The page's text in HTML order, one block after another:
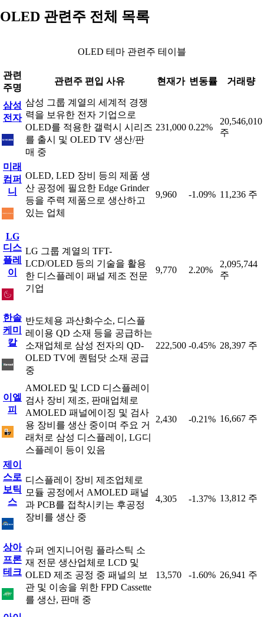
OLED 관련주 전체 목록
OLED 테마 관련주 테이블
관련
주명
관련주 편입 사유 현재가 변동률 거래량
삼성
전자
삼성 그룹 계열의 세계적 경쟁
력을 보유한 전자 기업으로
OLED를 적용한 갤럭시 시리즈
를 출시 및 OLED TV 생산/판
매 중
231,000 0.22%
20,546,010
주
미래
컴퍼
니
OLED, LED 장비 등의 제품 생
산 공정에 필요한 Edge Grinder
등을 주력 제품으로 생산하고
있는 업체
9,960 -1.09% 11,236 주
LG
디스
플레
이
LG 그룹 계열의 TFT-
LCD/OLED 등의 기술을 활용
한 디스플레이 패널 제조 전문
기업
9,770 2.20%
2,095,744
주
한솔
케미
칼
반도체용 과산화수소, 디스플
레이용 QD 소재 등을 공급하는
소재업체로 삼성 전자의 QD-
OLED TV에 퀀텀닷 소재 공급
중
222,500 -0.45% 28,397 주
이엘
피
AMOLED 및 LCD 디스플레이
검사 장비 제조, 판매업체로
AMOLED 패널에이징 및 검사
용 장비를 생산 중이며 주요 거
래처로 삼성 디스플레이, LG디
스플레이 등이 있음
2,430 -0.21% 16,667 주
제이
스로
보틱
스
디스플레이 장비 제조업체로
모듈 공정에서 AMOLED 패널
과 PCB를 접착시키는 후공정
장비를 생산 중
4,305 -1.37% 13,812 주
상아
프론
테크
슈퍼 엔지니어링 플라스틱 소
재 전문 생산업체로 LCD 및
OLED 제조 공정 중 패널의 보
관 및 이송을 위한 FPD Cassette
를 생산, 판매 중
13,570 -1.60% 26,941 주